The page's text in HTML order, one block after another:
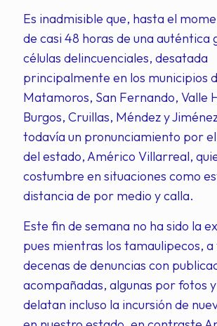
Es inadmisible que, hasta el
de casi 48 horas de una auténtica
células delincuenciales, desatada
principalmente en los municipios
Matamoros, San Fernando, Valle
Burgos, Cruillas, Méndez y
todavía un pronunciamiento por
del estado, Américo Villarreal,
costumbre en situaciones como
distancia de por medio y calla.
Este fin de semana no ha sido la
pues mientras los tamaulipecos,
decenas de denuncias con
acompañadas, algunas por fotos
delatan incluso la incursión de